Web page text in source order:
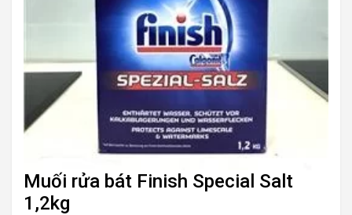
Muối rửa bát Finish Special Salt
1,2kg